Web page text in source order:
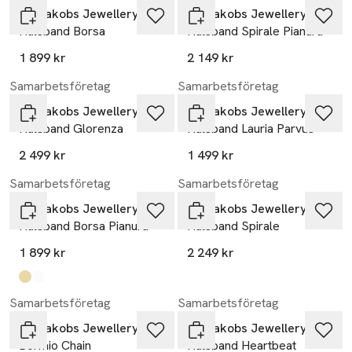
Sif Jakobs Jewellery
Halsband Borsa
1 899 kr
Sif Jakobs Jewellery
Halsband Spirale Pianura
2 149 kr
Samarbetsföretag
Sif Jakobs Jewellery
Halsband Glorenza
2 499 kr
Samarbetsföretag
Sif Jakobs Jewellery
Halsband Lauria Parvus
1 499 kr
Samarbetsföretag
Sif Jakobs Jewellery
Halsband Borsa Pianura
1 899 kr
Produkten finns i färgerna:
gold
silver
Samarbetsföretag
Sif Jakobs Jewellery
Halsband Spirale
2 249 kr
Samarbetsföretag
Sif Jakobs Jewellery
Bormio Chain
Samarbetsföretag
Sif Jakobs Jewellery
Halsband Heartbeat